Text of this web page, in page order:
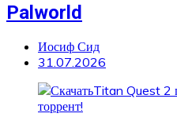
Palworld
Иосиф Сид
31.07.2026